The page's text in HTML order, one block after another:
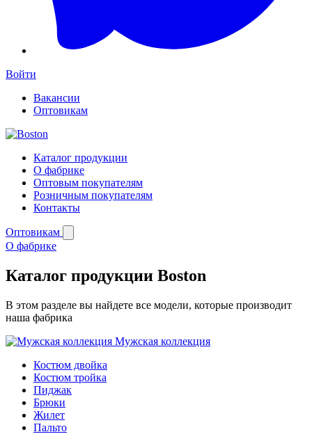
Войти
Вакансии
Оптовикам
Каталог продукции
О фабрике
Оптовым покупателям
Розничным покупателям
Контакты
Оптовикам
О фабрике
Каталог продукции Boston
В этом разделе вы найдете все модели, которые производит
наша фабрика
Мужская коллекция
Костюм двойка
Костюм тройка
Пиджак
Брюки
Жилет
Пальто